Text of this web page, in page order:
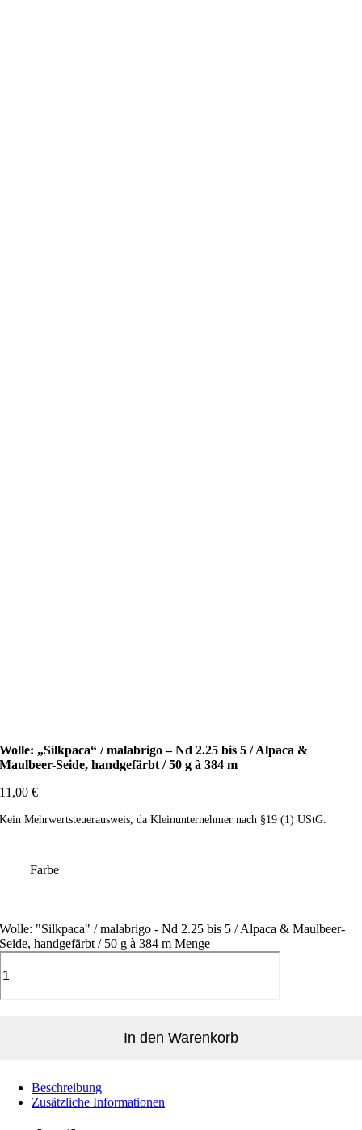
Wolle: „Silkpaca“ / malabrigo – Nd 2.25 bis 5 / Alpaca &
Maulbeer-Seide, handgefärbt / 50 g à 384 m
11,00€
Kein Mehrwertsteuerausweis, da Kleinunternehmer nach §19 (1) UStG.
Farbe
Wolle: "Silkpaca" / malabrigo - Nd 2.25 bis 5 / Alpaca & Maulbeer-
Seide, handgefärbt / 50 g à 384 m Menge
In den Warenkorb
Beschreibung
Zusätzliche Informationen